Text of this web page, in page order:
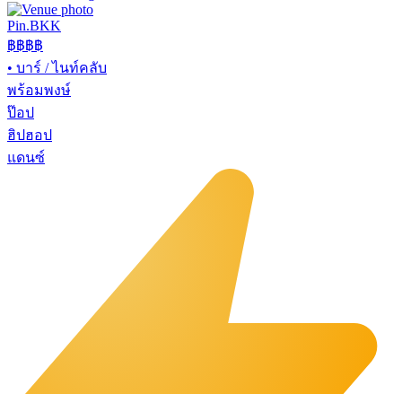
Pin.BKK
฿฿฿฿
• บาร์ / ไนท์คลับ
พร้อมพงษ์
ป๊อป
ฮิปฮอป
แดนซ์